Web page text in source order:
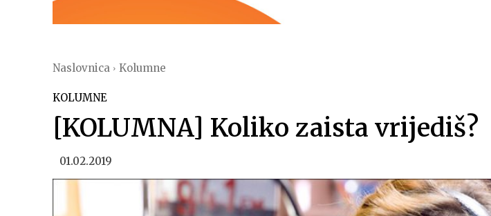
Naslovnica Kolumne
KOLUMNE
[KOLUMNA] Koliko zaista vrijediš?
01.02.2019